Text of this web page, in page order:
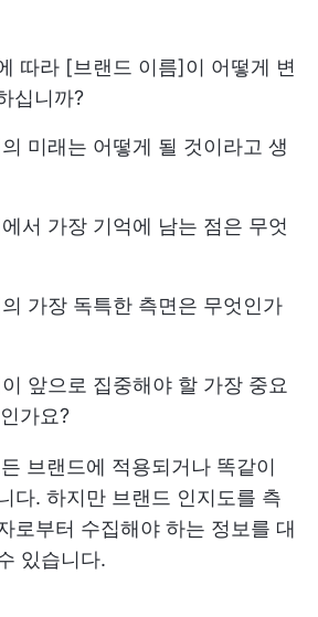
따라 [브랜드 이름]이 어떻게 변
십니까?
미래는 어떻게 될 것이라고 생
서 가장 기억에 남는 점은 무엇
가장 독특한 측면은 무엇인가
앞으로 집중해야 할 가장 중요
가요?
브랜드에 적용되거나 똑같이
다. 하지만 브랜드 인지도를 측
로부터 수집해야 하는 정보를 대
있습니다.